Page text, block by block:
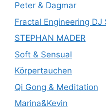
Peter & Dagmar
Fractal Engineering DJ
STEPHAN MADER
Soft & Sensual
Körpertauchen
Qi Gong & Meditation
Marina&Kevin